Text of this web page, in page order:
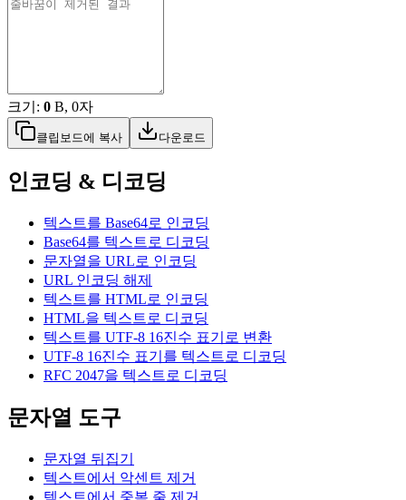
크기: 0 B, 0자
클립보드에 복사 다운로드
인코딩 & 디코딩
텍스트를 Base64로 인코딩
Base64를 텍스트로 디코딩
문자열을 URL로 인코딩
URL 인코딩 해제
텍스트를 HTML로 인코딩
HTML을 텍스트로 디코딩
텍스트를 UTF-8 16진수 표기로 변환
UTF-8 16진수 표기를 텍스트로 디코딩
RFC 2047을 텍스트로 디코딩
문자열 도구
문자열 뒤집기
텍스트에서 악센트 제거